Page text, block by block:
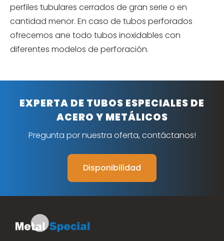
perfiles tubulares cerrados de gran serie o en
cantidad menor. En caso de tubos perforados
ofrecemos ane todo tubos inoxidables con
diferentes modelos de perforación.
EXPERTA DE TUBOS ESPECIALES DE
ACERO Y METÁLICOS
Pregunta por nuestra oferta, contáctanos!
Disponibilidad